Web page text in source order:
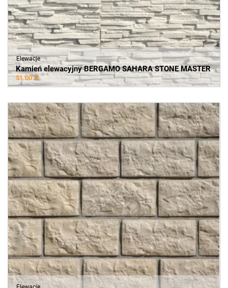
Elewacje
Kamień elewacyjny BERGAMO SAHARA STONE MASTER
51.00 zł